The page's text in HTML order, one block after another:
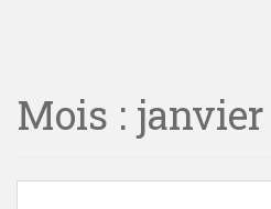
Mois : janvier